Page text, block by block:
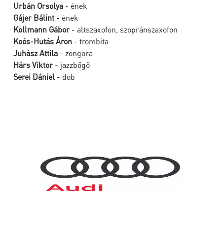
Urbán Orsolya - ének
Gájer Bálint - ének
Kollmann Gábor- altszaxofon, szopránszaxofon
Koós-Hutás Áron - trombita
Juhász Attila - zongora
Hárs Viktor- jazzbőgő
Serei Dániel - dob